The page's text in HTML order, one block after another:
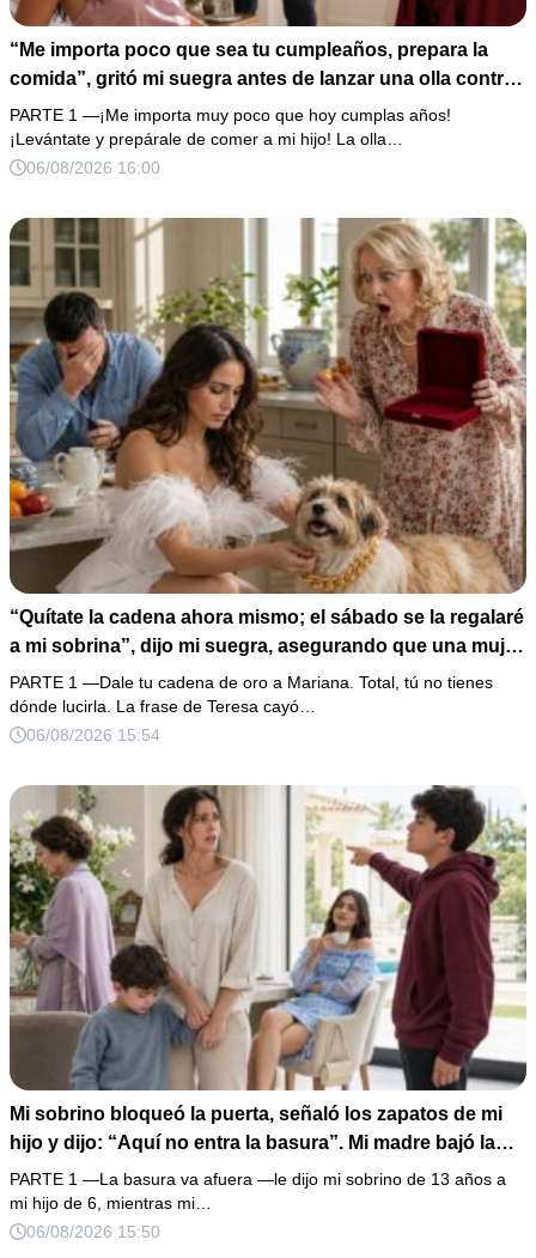
“Me importa poco que sea tu cumpleaños, prepara la
comida”, gritó mi suegra antes de lanzar una olla contra
mi cama. Mi esposo regresó horas después oliendo al
perfume de su amante, seguro de que yo lo perdonaría.
Pero yo ya tenía 3 copias de los estados de cuenta y una
PARTE 1 —¡Me importa muy poco que hoy cumplas años!
¡Levántate y prepárale de comer a mi hijo! La olla…
06/08/2026 16:00
“Quítate la cadena ahora mismo; el sábado se la regalaré
a mi sobrina”, dijo mi suegra, asegurando que una mujer
con las manos marcadas por espinas no merecía 50
gramos de oro. Mi esposo guardó silencio, así que
obedecí con calma y le pedí que preparara la fiesta. Ella
completo que había intentado ocultar.
PARTE 1 —Dale tu cadena de oro a Mariana. Total, tú no tienes
dónde lucirla. La frase de Teresa cayó…
06/08/2026 15:54
Mi sobrino bloqueó la puerta, señaló los zapatos de mi
hijo y dijo: “Aquí no entra la basura”. Mi madre bajó la
mirada y mi hermana siguió tomando café como si nada.
Yo asentí, abracé a mi niño y me fui sin reclamar. Pero al
cancelar el depósito mensual descubrí que llevaba años
PARTE 1 —La basura va afuera —le dijo mi sobrino de 13 años a
mi hijo de 6, mientras mi…
06/08/2026 15:50